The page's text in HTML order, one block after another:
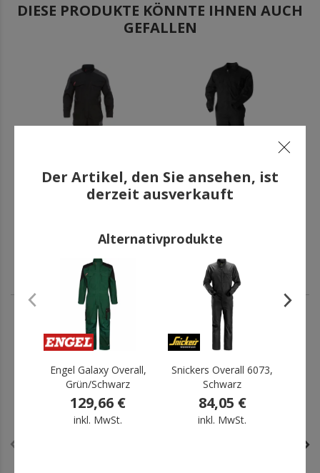
DIESE PRODUKTE KÖNNTE IHNEN AUCH
GEFALLEN
Engel Galaxy Overall,
129,66 €
L.Brador Overall 198B,
73,96 €
ANDERE HABEN AUCH GEKAUFT
Der Artikel, den Sie ansehen, ist
derzeit ausverkauft
Alternativprodukte
Engel Galaxy Overall,
Grün/Schwarz
129,66 €
inkl. MwSt.
Snickers Overall 6073,
Schwarz
84,05 €
inkl. MwSt.